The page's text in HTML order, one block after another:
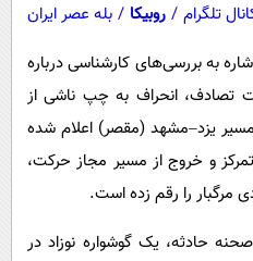
خارجیتلگرام / روبیکا / بله عصر ایران
به بررسی‌های کارشناسی درباره
انحراف به چپ ناشی از
مسیر یزد–مشهد (مقصر) اعلام شده
و خروج از مسیر مجاز حرکت،
مرگبار را رقم زده است.
حادثه، یک گوشواره نوزاد در